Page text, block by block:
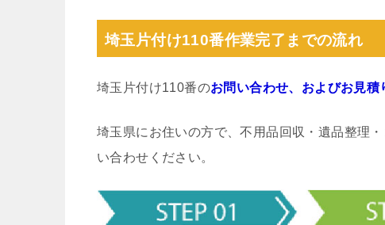
埼玉片付け110番作業完了までの流れ
埼玉片付け110番のお問い合わせ、およびお見積
埼玉県にお住いの方で、不用品回収・遺品整理
い合わせください。